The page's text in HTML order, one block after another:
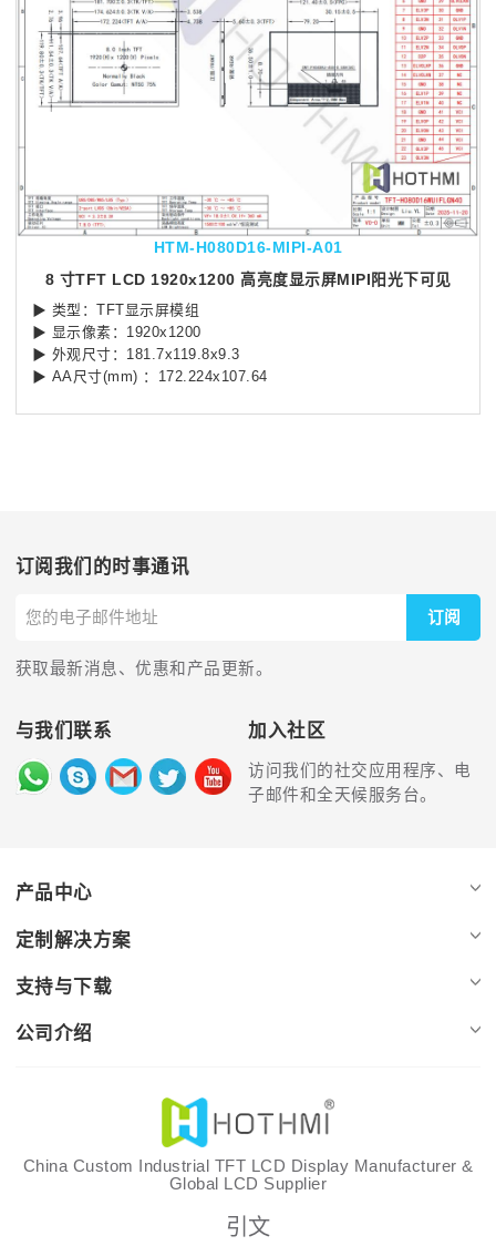
HTM-H080D16-MIPI-A01
8 寸TFT LCD 1920x1200 高亮度显示屏MIPI阳光下可见
▶ 类型：TFT显示屏模组
▶ 显示像素：1920x1200
▶ 外观尺寸：181.7x119.8x9.3
▶ AA尺寸(mm) ：172.224x107.64
订阅我们的时事通讯
订阅
获取最新消息、优惠和产品更新。
与我们联系 加入社区
访问我们的社交应用程序、电
子邮件和全天候服务台。
产品中心
定制解决方案
支持与下载
公司介绍
China Custom Industrial TFT LCD Display Manufacturer &
Global LCD Supplier
引文